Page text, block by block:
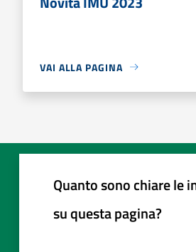
VAI ALLA PAGINA
Quanto sono chiare le
su questa pagina?